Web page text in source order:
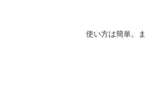
使い方は簡単。